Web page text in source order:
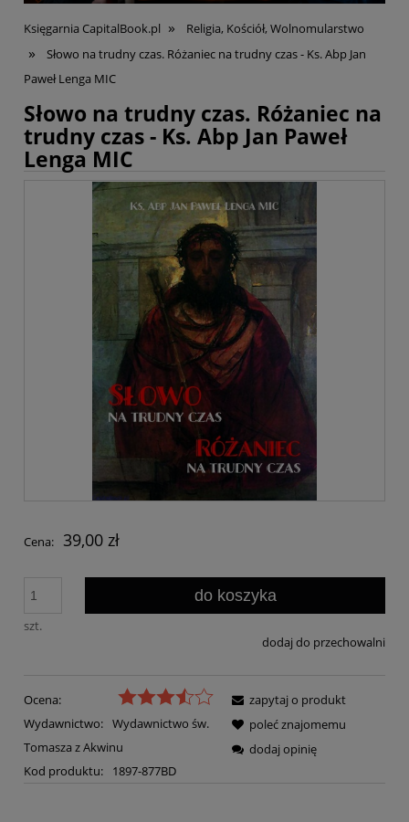
Księgarnia CapitalBook.pl » Religia, Kościół, Wolnomularstwo
»
Słowo na trudny czas. Różaniec na trudny czas - Ks. Abp Jan
Paweł Lenga MIC
Słowo na trudny czas. Różaniec na
trudny czas - Ks. Abp Jan Paweł
Lenga MIC
Cena: 39,00 zł
szt.
do koszyka
dodaj do przechowalni
Ocena:
Wydawnictwo: Wydawnictwo św.
Tomasza z Akwinu
Kod produktu:
1897-877BD
zapytaj o produkt
poleć znajomemu
dodaj opinię